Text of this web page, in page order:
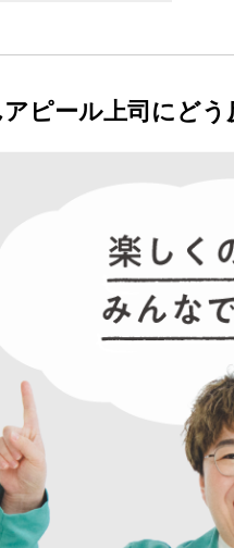
ピール上司にどう